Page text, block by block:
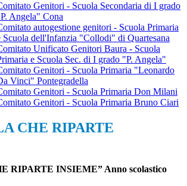
Genitori - Scuola Secondaria di I grado
Angela" Cona
autogestione genitori - Scuola Primaria
Scuola dell'Infanzia "Collodi" di Quartesana
Unificato Genitori Baura - Scuola
e Scuola Sec. di I grado "P. Angela"
Genitori - Scuola Primaria "Leonardo
Vinci" Pontegradella
Genitori - Scuola Primaria Don Milani
Genitori - Scuola Primaria Bruno Ciari
CHE RIPARTE
RIPARTE INSIEME” Anno scolastico